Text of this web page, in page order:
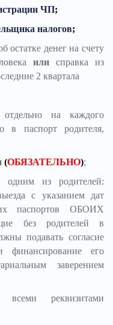
ЧП;
налогов;
остатке денег на счету
илисправка из
2 квартала
отдельно на каждого
в паспорт родителя,
(ОБЯЗАТЕЛЬНО);
из родителей:
с указанием дат
паспортов ОБОИХ
без родителей в
подавать согласие
финансирование его
заверением
всеми реквизитами